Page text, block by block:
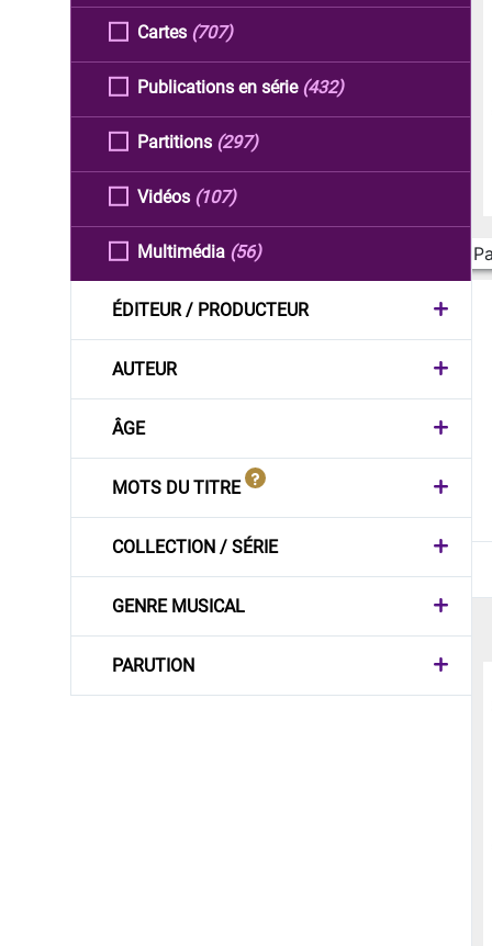
Cartes (707)
Publications en série (432)
Partitions (297)
Vidéos (107)
Multimédia (56)
ÉDITEUR / PRODUCTEUR
AUTEUR
ÂGE
MOTS DU TITRE
COLLECTION / SÉRIE
GENRE MUSICAL
PARUTION